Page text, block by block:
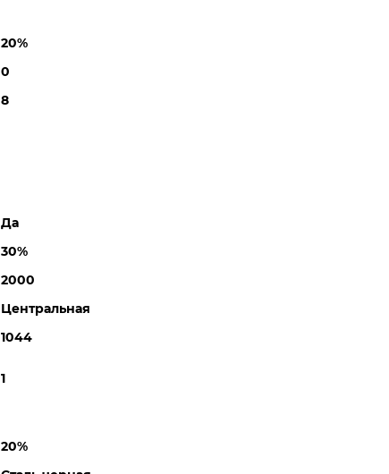
20%
0
8
Да
30%
2000
Центральная
1044
1
20%